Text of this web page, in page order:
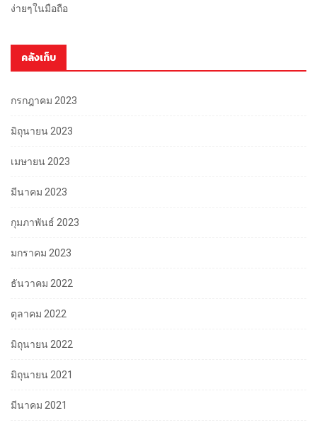
ง่ายๆในมือถือ
คลังเก็บ
กรกฎาคม 2023
มิถุนายน 2023
เมษายน 2023
มีนาคม 2023
กุมภาพันธ์ 2023
มกราคม 2023
ธันวาคม 2022
ตุลาคม 2022
มิถุนายน 2022
มิถุนายน 2021
มีนาคม 2021